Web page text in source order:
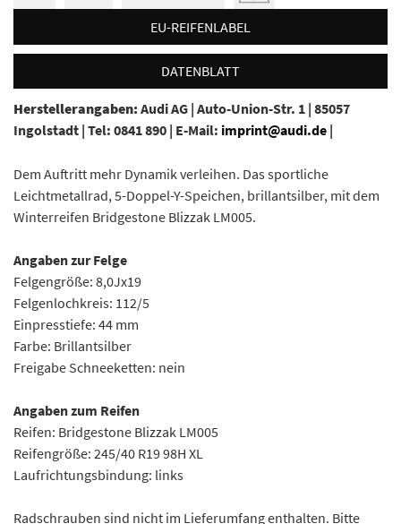
EU-REIFENLABEL
DATENBLATT
Herstellerangaben: Audi AG | Auto-Union-Str. 1 | 85057
Ingolstadt | Tel: 0841 890 | E-Mail: imprint@audi.de |
Dem Auftritt mehr Dynamik verleihen. Das sportliche
Leichtmetallrad, 5-Doppel-Y-Speichen, brillantsilber, mit dem
Winterreifen Bridgestone Blizzak LM005.
Angaben zur Felge
Felgengröße: 8,0Jx19
Felgenlochkreis: 112/5
Einpresstiefe: 44 mm
Farbe: Brillantsilber
Freigabe Schneeketten: nein
Angaben zum Reifen
Reifen: Bridgestone Blizzak LM005
Reifengröße: 245/40 R19 98H XL
Laufrichtungsbindung: links
Radschrauben sind nicht im Lieferumfang enthalten. Bitte